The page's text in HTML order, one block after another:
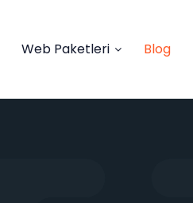
Web Paketleri Blog